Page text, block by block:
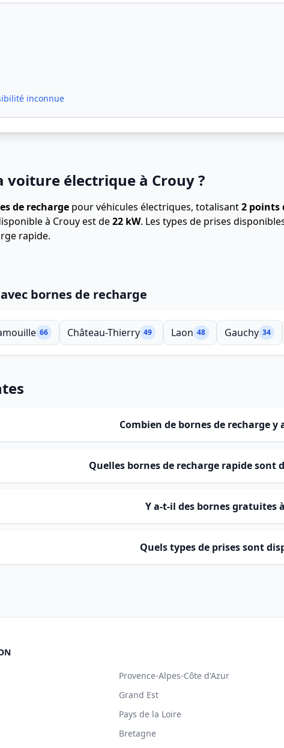
inconnue
voiture électrique à Crouy ?
de recharge pour véhicules électriques, totalisant2 points
à Crouy est de22 kW. Les types de prises
rapide.
bornes de recharge
66 Château-Thierry 49 Laon 48 Gauchy 34
Combien de bornes de recharge y
Quelles bornes de recharge rapide sont
Y a-t-il des bornes gratuites
Quels types de prises sont
Provence-Alpes-Côte d'Azur
Grand Est
Pays de la Loire
Bretagne